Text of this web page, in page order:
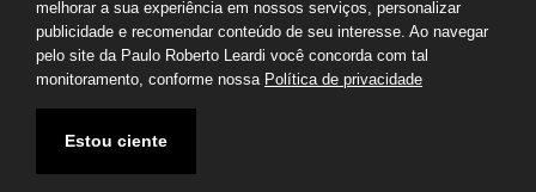
©2026 Copyright - Paulo Roberto Leardi | Todos os direitos
reservados
Termos de uso
melhorar a sua experiência em nossos serviços, personalizar
publicidade e recomendar conteúdo de seu interesse. Ao navegar
pelo site da Paulo Roberto Leardi você concorda com tal
monitoramento, conforme nossa Política de privacidade
Estou ciente